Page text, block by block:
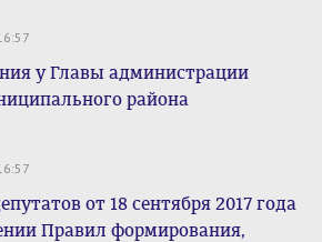
у Главы администрации
района
от 18 сентября 2017 года
Правил формирования,